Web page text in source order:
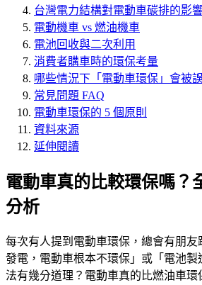
台灣電力結構對電動車碳排的影
電動機車 vs 燃油機車
電池回收與二次利用
消費者購車時的環保考量
哪些情況下「電動車環保」會被
常見問題 FAQ
電動車環保的 5 個原則
資料來源
延伸閱讀
電動車真的比較環保嗎？
分析
每次有人提到電動車環保，總會有朋友
發電，電動車根本不環保」或「電池
法有幾分道理？電動車真的比燃油車